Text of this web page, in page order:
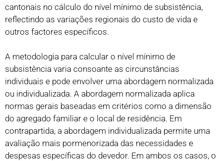
cantonais no cálculo do nível mínimo de subsistência,
reflectindo as variações regionais do custo de vida e
outros factores específicos.
A metodologia para calcular o nível mínimo de
subsistência varia consoante as circunstâncias
individuais e pode envolver uma abordagem normalizada
ou individualizada. A abordagem normalizada aplica
normas gerais baseadas em critérios como a dimensão
do agregado familiar e o local de residência. Em
contrapartida, a abordagem individualizada permite uma
avaliação mais pormenorizada das necessidades e
despesas específicas do devedor. Em ambos os casos, o